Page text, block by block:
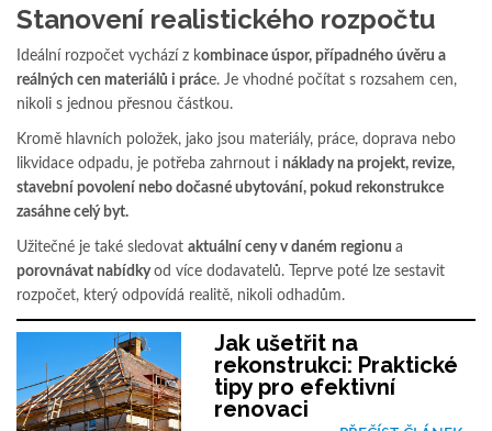
Stanovení realistického rozpočtu
Ideální rozpočet vychází z kombinace úspor, případného úvěru a
reálných cen materiálů i práce. Je vhodné počítat s rozsahem cen,
nikoli s jednou přesnou částkou.
Kromě hlavních položek, jako jsou materiály, práce, doprava nebo
likvidace odpadu, je potřeba zahrnout i náklady na projekt, revize,
stavební povolení nebo dočasné ubytování, pokud rekonstrukce
zasáhne celý byt.
Užitečné je také sledovat aktuální ceny v daném regionu a
porovnávat nabídkyod více dodavatelů. Teprve poté lze sestavit
rozpočet, který odpovídá realitě, nikoli odhadům.
Jak ušetřit na
rekonstrukci: Praktické
tipy pro efektivní
renovaci